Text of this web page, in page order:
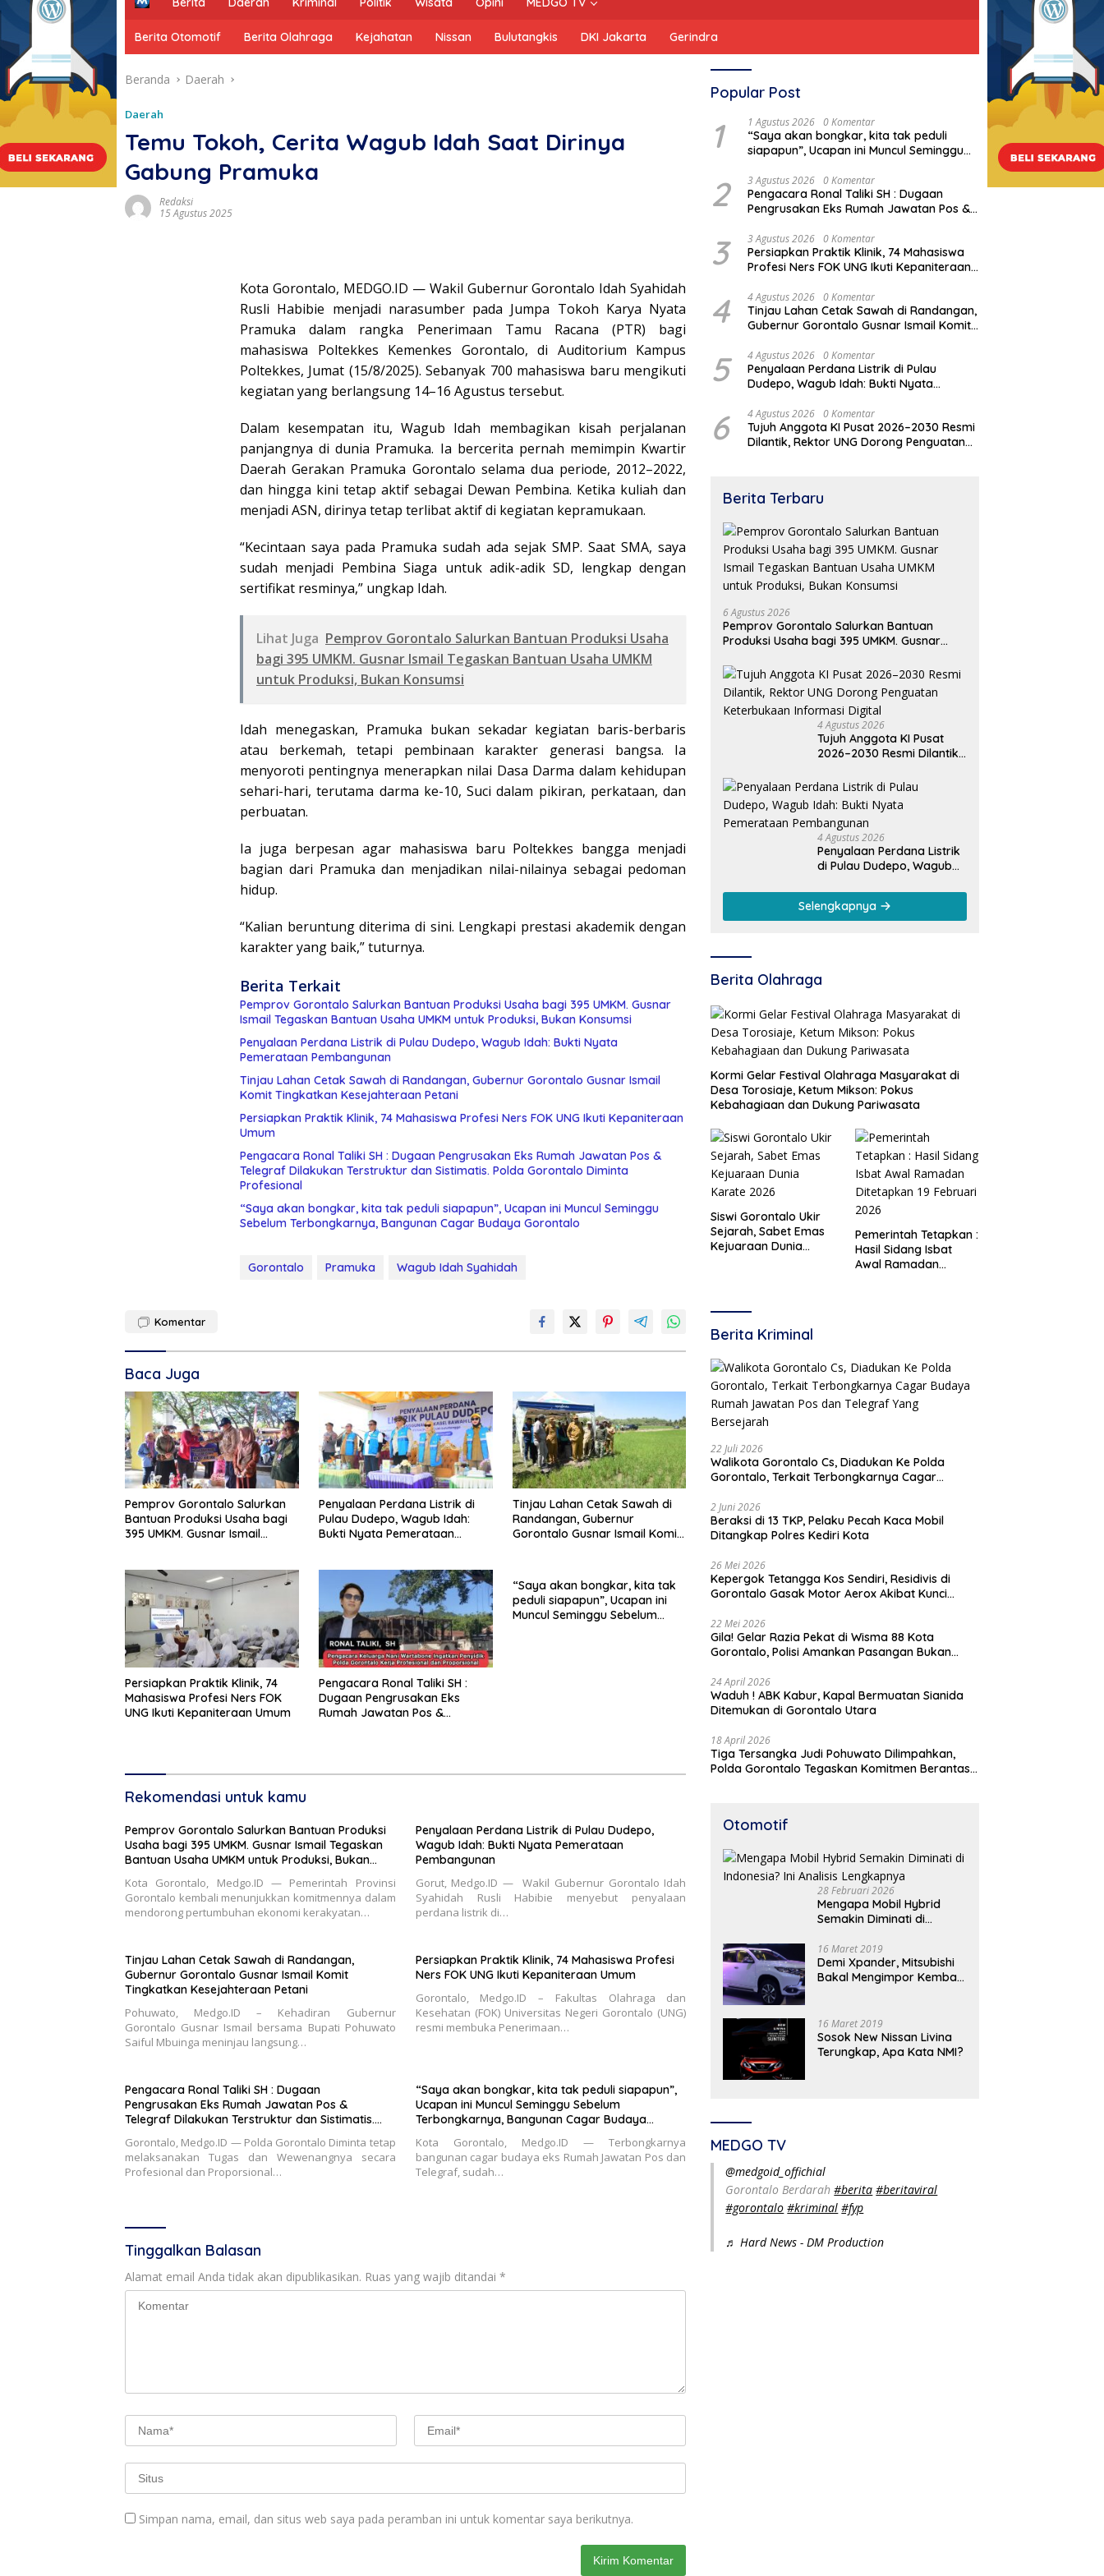
m
e
Berita Otomotif Berita Olahraga Kejahatan Nissan Bulutangkis DKI Jakarta Gerindra
Beranda Daerah
Daerah
Temu Tokoh, Cerita Wagub Idah Saat Dirinya
Gabung Pramuka
Redaksi
15 Agustus 2025
Kota Gorontalo, MEDGO.ID — Wakil Gubernur Gorontalo Idah Syahidah
Rusli Habibie menjadi narasumber pada Jumpa Tokoh Karya Nyata
Pramuka dalam rangka Penerimaan Tamu Racana (PTR) bagi
mahasiswa Poltekkes Kemenkes Gorontalo, di Auditorium Kampus
Poltekkes, Jumat (15/8/2025). Sebanyak 700 mahasiswa baru mengikuti
kegiatan yang berlangsung 14–16 Agustus tersebut.
Dalam kesempatan itu, Wagub Idah membagikan kisah perjalanan
panjangnya di dunia Pramuka. Ia bercerita pernah memimpin Kwartir
Daerah Gerakan Pramuka Gorontalo selama dua periode, 2012–2022,
dan hingga kini tetap aktif sebagai Dewan Pembina. Ketika kuliah dan
menjadi ASN, dirinya tetap terlibat aktif di kegiatan kepramukaan.
“Kecintaan saya pada Pramuka sudah ada sejak SMP. Saat SMA, saya
sudah menjadi Pembina Siaga untuk adik-adik SD, lengkap dengan
sertifikat resminya,” ungkap Idah.
Lihat Juga Pemprov Gorontalo Salurkan Bantuan Produksi Usaha
bagi 395 UMKM. Gusnar Ismail Tegaskan Bantuan Usaha UMKM
untuk Produksi, Bukan Konsumsi
Idah menegaskan, Pramuka bukan sekadar kegiatan baris-berbaris
atau berkemah, tetapi pembinaan karakter generasi bangsa. Ia
menyoroti pentingnya menerapkan nilai Dasa Darma dalam kehidupan
sehari-hari, terutama darma ke-10, Suci dalam pikiran, perkataan, dan
perbuatan.
Ia juga berpesan agar mahasiswa baru Poltekkes bangga menjadi
bagian dari Pramuka dan menjadikan nilai-nilainya sebagai pedoman
hidup.
“Kalian beruntung diterima di sini. Lengkapi prestasi akademik dengan
karakter yang baik,” tuturnya.
Berita Terkait
Pemprov Gorontalo Salurkan Bantuan Produksi Usaha bagi 395 UMKM. Gusnar
Ismail Tegaskan Bantuan Usaha UMKM untuk Produksi, Bukan Konsumsi
Penyalaan Perdana Listrik di Pulau Dudepo, Wagub Idah: Bukti Nyata
Pemerataan Pembangunan
Tinjau Lahan Cetak Sawah di Randangan, Gubernur Gorontalo Gusnar Ismail
Komit Tingkatkan Kesejahteraan Petani
Persiapkan Praktik Klinik, 74 Mahasiswa Profesi Ners FOK UNG Ikuti Kepaniteraan
Umum
Pengacara Ronal Taliki SH : Dugaan Pengrusakan Eks Rumah Jawatan Pos &
Telegraf Dilakukan Terstruktur dan Sistimatis. Polda Gorontalo Diminta
Profesional
“Saya akan bongkar, kita tak peduli siapapun”, Ucapan ini Muncul Seminggu
Sebelum Terbongkarnya, Bangunan Cagar Budaya Gorontalo
Gorontalo Pramuka Wagub Idah Syahidah
Komentar
Baca Juga
Pemprov Gorontalo Salurkan
Bantuan Produksi Usaha bagi
395 UMKM. Gusnar Ismail
Konsumsi
Penyalaan Perdana Listrik di
Pulau Dudepo, Wagub Idah:
Bukti Nyata Pemerataan
Tinjau Lahan Cetak Sawah di
Randangan, Gubernur
Gorontalo Gusnar Ismail Komit
Persiapkan Praktik Klinik, 74
Mahasiswa Profesi Ners FOK
UNG Ikuti Kepaniteraan Umum
Pengacara Ronal Taliki SH :
Dugaan Pengrusakan Eks
Rumah Jawatan Pos &
“Saya akan bongkar, kita tak
peduli siapapun”, Ucapan ini
Muncul Seminggu Sebelum
Rekomendasi untuk kamu
Pemprov Gorontalo Salurkan Bantuan Produksi
Usaha bagi 395 UMKM. Gusnar Ismail Tegaskan
Bantuan Usaha UMKM untuk Produksi, Bukan
Kota Gorontalo, Medgo.ID — Pemerintah Provinsi
Gorontalo kembali menunjukkan komitmennya dalam
mendorong pertumbuhan ekonomi kerakyatan…
Penyalaan Perdana Listrik di Pulau Dudepo,
Wagub Idah: Bukti Nyata Pemerataan
Pembangunan
Gorut, Medgo.ID — Wakil Gubernur Gorontalo Idah
Syahidah Rusli Habibie menyebut penyalaan
perdana listrik di…
Tinjau Lahan Cetak Sawah di Randangan,
Gubernur Gorontalo Gusnar Ismail Komit
Tingkatkan Kesejahteraan Petani
Pohuwato, Medgo.ID – Kehadiran Gubernur
Gorontalo Gusnar Ismail bersama Bupati Pohuwato
Saiful Mbuinga meninjau langsung…
Persiapkan Praktik Klinik, 74 Mahasiswa Profesi
Ners FOK UNG Ikuti Kepaniteraan Umum
Gorontalo, Medgo.ID – Fakultas Olahraga dan
Kesehatan (FOK) Universitas Negeri Gorontalo (UNG)
resmi membuka Penerimaan…
Pengacara Ronal Taliki SH : Dugaan
Pengrusakan Eks Rumah Jawatan Pos &
Telegraf Dilakukan Terstruktur dan Sistimatis.
Gorontalo, Medgo.ID — Polda Gorontalo Diminta tetap
melaksanakan Tugas dan Wewenangnya secara
Profesional dan Proporsional…
“Saya akan bongkar, kita tak peduli siapapun”,
Ucapan ini Muncul Seminggu Sebelum
Terbongkarnya, Bangunan Cagar Budaya
Kota Gorontalo, Medgo.ID — Terbongkarnya
bangunan cagar budaya eks Rumah Jawatan Pos dan
Telegraf, sudah…
Tinggalkan Balasan
Alamat email Anda tidak akan dipublikasikan. Ruas yang wajib ditandai *
Simpan nama, email, dan situs web saya pada peramban ini untuk komentar saya berikutnya.
Popular Post
1 1 Agustus 2026 0 Komentar
“Saya akan bongkar, kita tak peduli
siapapun”, Ucapan ini Muncul Seminggu
Cagar Budaya Gorontalo
2 3 Agustus 2026 0 Komentar
Pengacara Ronal Taliki SH : Dugaan
Pengrusakan Eks Rumah Jawatan Pos &
Sistimatis. Polda Gorontalo Diminta
Profesional
3 3 Agustus 2026 0 Komentar
Persiapkan Praktik Klinik, 74 Mahasiswa
Profesi Ners FOK UNG Ikuti Kepaniteraan
4 4 Agustus 2026 0 Komentar
Tinjau Lahan Cetak Sawah di Randangan,
Gubernur Gorontalo Gusnar Ismail Komit
5 4 Agustus 2026 0 Komentar
Penyalaan Perdana Listrik di Pulau
Dudepo, Wagub Idah: Bukti Nyata
6 4 Agustus 2026 0 Komentar
Tujuh Anggota KI Pusat 2026–2030 Resmi
Dilantik, Rektor UNG Dorong Penguatan
Berita Terbaru
6 Agustus 2026
Pemprov Gorontalo Salurkan Bantuan
Produksi Usaha bagi 395 UMKM. Gusnar
untuk Produksi, Bukan Konsumsi
4 Agustus 2026
Tujuh Anggota KI Pusat
2026–2030 Resmi Dilantik,
Penguatan Keterbukaan
Informasi Digital
4 Agustus 2026
Penyalaan Perdana Listrik
di Pulau Dudepo, Wagub
Pemerataan
Pembangunan
Selengkapnya
Berita Olahraga
Kormi Gelar Festival Olahraga Masyarakat di
Desa Torosiaje, Ketum Mikson: Pokus
Kebahagiaan dan Dukung Pariwasata
Siswi Gorontalo Ukir
Sejarah, Sabet Emas
Kejuaraan Dunia
Pemerintah Tetapkan :
Hasil Sidang Isbat
Awal Ramadan
Berita Kriminal
22 Juli 2026
Walikota Gorontalo Cs, Diadukan Ke Polda
Gorontalo, Terkait Terbongkarnya Cagar
Bersejarah
2 Juni 2026
Beraksi di 13 TKP, Pelaku Pecah Kaca Mobil
Ditangkap Polres Kediri Kota
26 Mei 2026
Kepergok Tetangga Kos Sendiri, Residivis di
Gorontalo Gasak Motor Aerox Akibat Kunci
22 Mei 2026
Gila! Gelar Razia Pekat di Wisma 88 Kota
Gorontalo, Polisi Amankan Pasangan Bukan
24 April 2026
Waduh ! ABK Kabur, Kapal Bermuatan Sianida
Ditemukan di Gorontalo Utara
18 April 2026
Tiga Tersangka Judi Pohuwato Dilimpahkan,
Polda Gorontalo Tegaskan Komitmen Berantas
Otomotif
28 Februari 2026
Mengapa Mobil Hybrid
Semakin Diminati di
Lengkapnya
16 Maret 2019
Demi Xpander, Mitsubishi
Bakal Mengimpor Kembali
16 Maret 2019
Sosok New Nissan Livina
Terungkap, Apa Kata NMI?
MEDGO TV
@medgoid_offichial
Gorontalo Berdarah#berita #beritaviral
#gorontalo #kriminal #fyp
♬ Hard News - DM Production